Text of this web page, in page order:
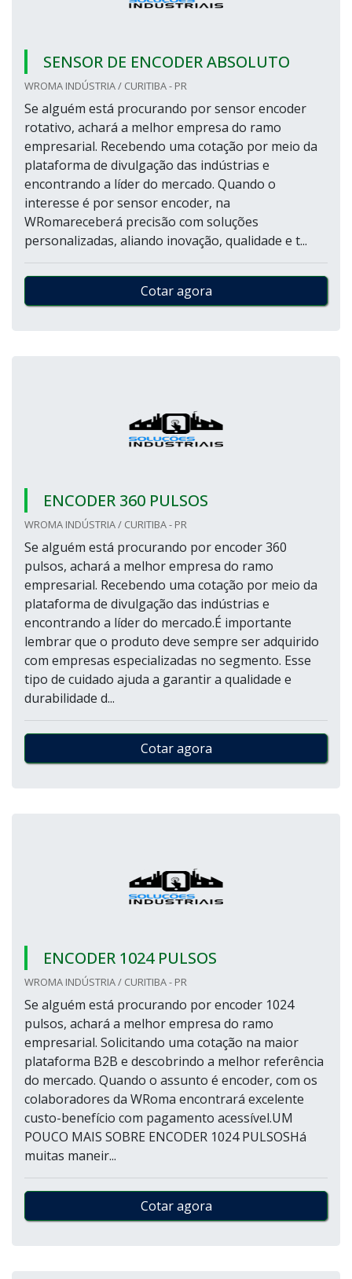
SENSOR DE ENCODER ABSOLUTO
WROMA INDÚSTRIA / CURITIBA - PR
Se alguém está procurando por sensor encoder
rotativo, achará a melhor empresa do ramo
empresarial. Recebendo uma cotação por meio da
plataforma de divulgação das indústrias e
encontrando a líder do mercado. Quando o
interesse é por sensor encoder, na
WRomareceberá precisão com soluções
personalizadas, aliando inovação, qualidade e t...
Cotar agora
ENCODER 360 PULSOS
WROMA INDÚSTRIA / CURITIBA - PR
Se alguém está procurando por encoder 360
pulsos, achará a melhor empresa do ramo
empresarial. Recebendo uma cotação por meio da
plataforma de divulgação das indústrias e
encontrando a líder do mercado.É importante
lembrar que o produto deve sempre ser adquirido
com empresas especializadas no segmento. Esse
tipo de cuidado ajuda a garantir a qualidade e
durabilidade d...
Cotar agora
ENCODER 1024 PULSOS
WROMA INDÚSTRIA / CURITIBA - PR
Se alguém está procurando por encoder 1024
pulsos, achará a melhor empresa do ramo
empresarial. Solicitando uma cotação na maior
plataforma B2B e descobrindo a melhor referência
do mercado. Quando o assunto é encoder, com os
colaboradores da WRoma encontrará excelente
custo-benefício com pagamento acessível.UM
POUCO MAIS SOBRE ENCODER 1024 PULSOSHá
muitas maneir...
Cotar agora